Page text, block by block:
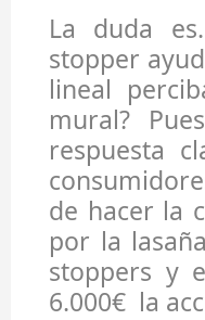
La duda
stopper
lineal
mural?
respuesta
de hacer la
por la
stoppers y
6.000€ la